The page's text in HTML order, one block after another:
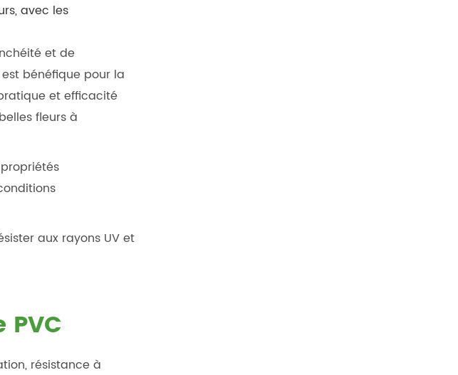
avec les
et de
bénéfique pour la
et efficacité
fleurs à
aux rayons UV et
résistance à